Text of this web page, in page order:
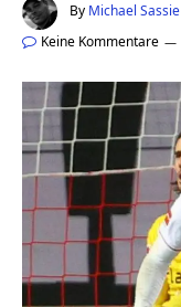
By Michael Sassie
Keine Kommentare